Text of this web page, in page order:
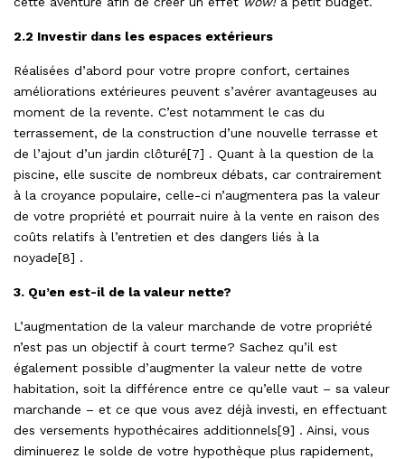
2.2 Investir dans les espaces extérieurs
Réalisées d’abord pour votre propre confort, certaines
améliorations extérieures peuvent s’avérer avantageuses au
moment de la revente. C’est notamment le cas du
terrassement, de la construction d’une nouvelle terrasse et
de l’ajout d’un jardin clôturé[7] . Quant à la question de la
piscine, elle suscite de nombreux débats, car contrairement
à la croyance populaire, celle-ci n’augmentera pas la valeur
de votre propriété et pourrait nuire à la vente en raison des
coûts relatifs à l’entretien et des dangers liés à la
noyade[8] .
3. Qu’en est-il de la valeur nette?
L’augmentation de la valeur marchande de votre propriété
n’est pas un objectif à court terme? Sachez qu’il est
également possible d’augmenter la valeur nette de votre
habitation, soit la différence entre ce qu’elle vaut – sa valeur
marchande – et ce que vous avez déjà investi, en effectuant
des versements hypothécaires additionnels[9] . Ainsi, vous
diminuerez le solde de votre hypothèque plus rapidement,